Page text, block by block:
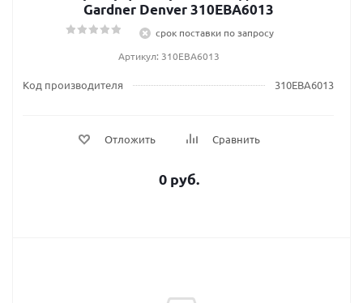
Gardner Denver 310EBA6013
срок поставки по запросу
Артикул: 310EBA6013
Код производителя 310EBA6013
Отложить Сравнить
0 руб.